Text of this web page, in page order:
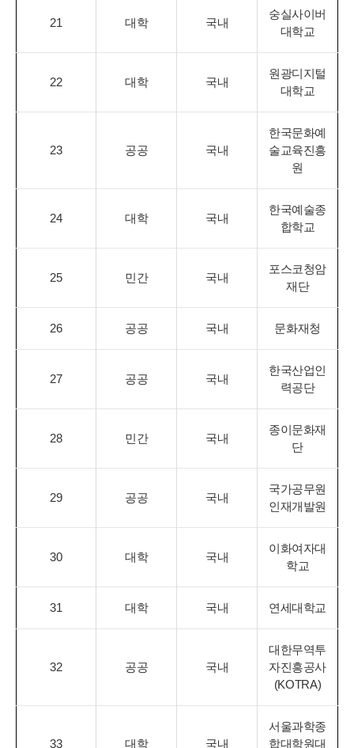
21 대학 국내
숭실사이버
대학교
22 대학 국내
원광디지털
대학교
23 공공 국내
한국문화예
술교육진흥
원
24 대학 국내
한국예술종
합학교
25 민간 국내
포스코청암
재단
26 공공 국내 문화재청
27 공공 국내
한국산업인
력공단
28 민간 국내
종이문화재
단
29 공공 국내
국가공무원
인재개발원
30 대학 국내
이화여자대
학교
31 대학 국내 연세대학교
32 공공 국내
대한무역투
자진흥공사
(KOTRA)
33 대학 국내
서울과학종
합대학원대